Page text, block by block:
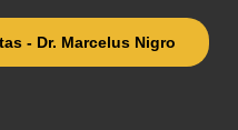
- Dr. Marcelus Nigro